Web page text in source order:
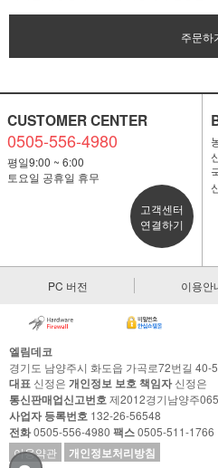
주문하
CUSTOMER CENTER
0505-556-4980
평일9:00 ~ 6:00
토요일 공휴일 휴무
고객센터
연결하기
PC 버전 이용안
엘림데코
경기도 남양주시 화도읍 가곡로72번길 40-5
대표 신정은 개인정보 보호 책임자신정은
통신판매업신고번호제2012경기남양주
사업자 등록번호 132-26-56548
전화0505-556-4980 팩스0505-511-1766
이용약관
개인정보처리방침